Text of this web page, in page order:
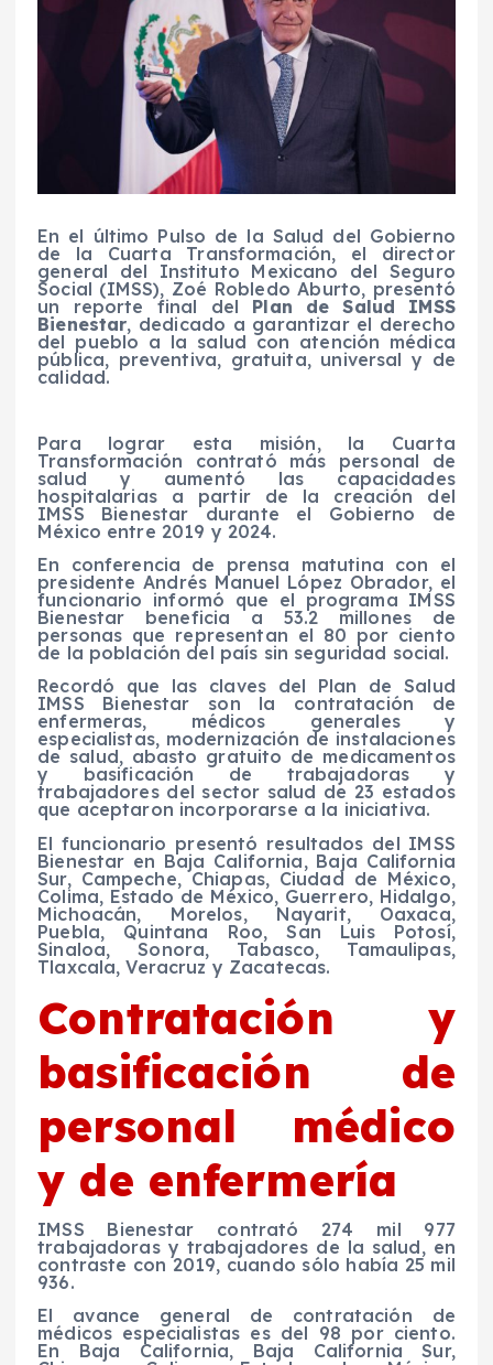
En el último Pulso de la Salud del Gobierno
de la Cuarta Transformación, el director
general del Instituto Mexicano del Seguro
Social (IMSS), Zoé Robledo Aburto, presentó
un reporte final del Plan de Salud IMSS
Bienestar, dedicado a garantizar el derecho
del pueblo a la salud con atención médica
pública, preventiva, gratuita, universal y de
calidad.
Para lograr esta misión, la Cuarta
Transformación contrató más personal de
salud y aumentó las capacidades
hospitalarias a partir de la creación del
IMSS Bienestar durante el Gobierno de
México entre 2019 y 2024.
En conferencia de prensa matutina con el
presidente Andrés Manuel López Obrador, el
funcionario informó que el programa IMSS
Bienestar beneficia a 53.2 millones de
personas que representan el 80 por ciento
de la población del país sin seguridad social.
Recordó que las claves del Plan de Salud
IMSS Bienestar son la contratación de
enfermeras, médicos generales y
especialistas, modernización de instalaciones
de salud, abasto gratuito de medicamentos
y basificación de trabajadoras y
trabajadores del sector salud de 23 estados
que aceptaron incorporarse a la iniciativa.
El funcionario presentó resultados del IMSS
Bienestar en Baja California, Baja California
Sur, Campeche, Chiapas, Ciudad de México,
Colima, Estado de México, Guerrero, Hidalgo,
Michoacán, Morelos, Nayarit, Oaxaca,
Puebla, Quintana Roo, San Luis Potosí,
Sinaloa, Sonora, Tabasco, Tamaulipas,
Tlaxcala, Veracruz y Zacatecas.
Contratación y
basificación de
personal médico
y de enfermería
IMSS Bienestar contrató 274 mil 977
trabajadoras y trabajadores de la salud, en
contraste con 2019, cuando sólo había 25 mil
936.
El avance general de contratación de
médicos especialistas es del 98 por ciento.
En Baja California, Baja California Sur,